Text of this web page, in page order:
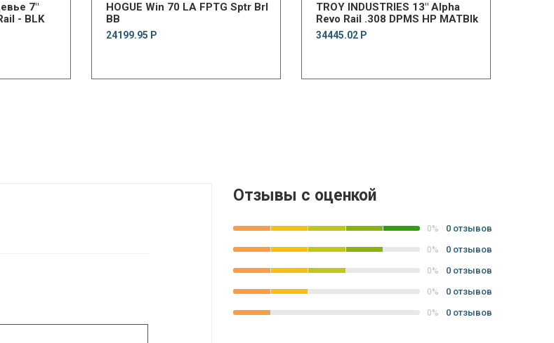
7"
- BLK
HOGUE Win 70 LA FPTG Sptr Brl
BB
24199.95 Р
TROY INDUSTRIES 13" Alpha
Revo Rail .308 DPMS HP MATBlk
34445.02 Р
Отзывы с оценкой
0% 0 отзывов
0% 0 отзывов
0% 0 отзывов
0% 0 отзывов
0% 0 отзывов